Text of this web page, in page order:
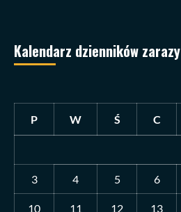
Kalendarz dzienników zarazy
P W Ś C
3 4 5 6
10 11 12 13